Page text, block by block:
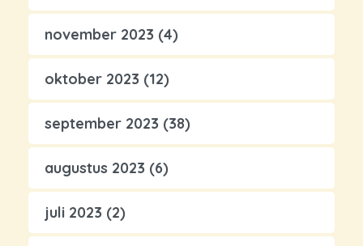
november 2023 (4)
oktober 2023 (12)
september 2023 (38)
augustus 2023 (6)
juli 2023 (2)